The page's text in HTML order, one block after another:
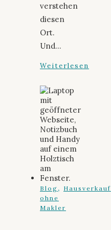
verstehen
diesen
Ort.
Und…
Weiterlesen
Blog , Hausverkauf
ohne
Makler